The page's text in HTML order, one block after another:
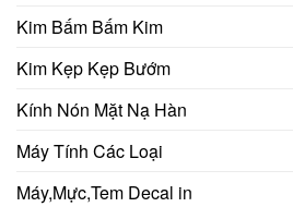
Kim Bấm Bấm Kim
Kim Kẹp Kẹp Bướm
Kính Nón Mặt Nạ Hàn
Máy Tính Các Loại
Máy,Mực,Tem Decal in